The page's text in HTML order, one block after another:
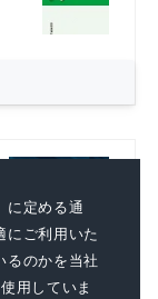
に定める通
にご利用いた
るのかを当社
用していま